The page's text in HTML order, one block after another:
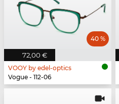
72,00 €
40 %
VOOY by edel-optics
Vogue - 112-06